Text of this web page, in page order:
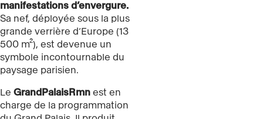
manifestations d’envergure.
Sa nef, déployée sous la plus
grande verrière d’Europe (13
500 m²), est devenue un
symbole incontournable du
paysage parisien.
Le GrandPalaisRmn est en
charge de la programmation